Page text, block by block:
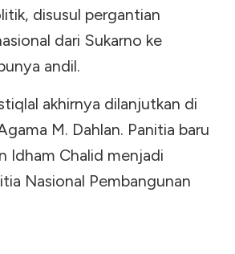
disusul pergantian
dari Sukarno ke
andil.
akhirnya dilanjutkan di
M. Dahlan. Panitia baru
Idham Chalid menjadi
Nasional Pembangunan